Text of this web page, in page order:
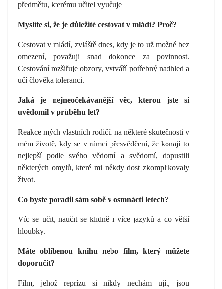
předmětu, kterému učitel vyučuje
Myslíte si, že je důležité cestovat v mládí? Proč?
Cestovat v mládí, zvláště dnes, kdy je to už možné bez
omezení, považuji snad dokonce za povinnost.
Cestování rozšiřuje obzory, vytváří potřebný nadhled a
učí člověka toleranci.
Jaká je nejneočekávanější věc, kterou jste si
uvědomil v průběhu let?
Reakce mých vlastních rodičů na některé skutečnosti v
mém životě, kdy se v rámci přesvědčení, že konají to
nejlepší podle svého vědomí a svědomí, dopustili
některých omylů, které mi někdy dost zkomplikovaly
život.
Co byste poradil sám sobě v osmnácti letech?
Víc se učit, naučit se klidně i více jazyků a do větší
hloubky.
Máte oblíbenou knihu nebo film, který můžete
doporučit?
Film, jehož reprízu si nikdy nechám ujít, jsou